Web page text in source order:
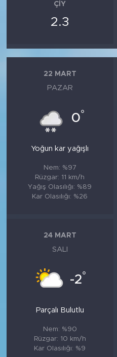
ÇIY
2.3
22 MART
PAZAR
0°
Yoğun kar yağışlı
Nem: %97
Rüzgar: 11 km/h
Yağış Olasılığı: %89
Kar Olasılığı: %26
24 MART
SALI
-2°
Parçalı Bulutlu
Nem: %90
Rüzgar: 10 km/h
Kar Olasılığı: %9